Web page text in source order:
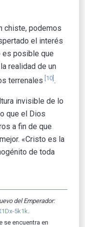
chiste, podemos
el interés
es posible que
realidad de un
terrenales [10] .
invisible de lo
que el Dios
a fin de que
«Cristo es la
de toda
del Emperador:
5k1k
se encuentra en